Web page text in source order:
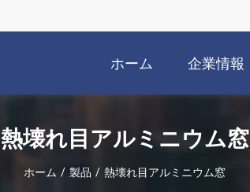
ホーム 企業情報
熱壊れ目アルミニウム窓
ホーム / 製品 / 熱壊れ目アルミニウム窓